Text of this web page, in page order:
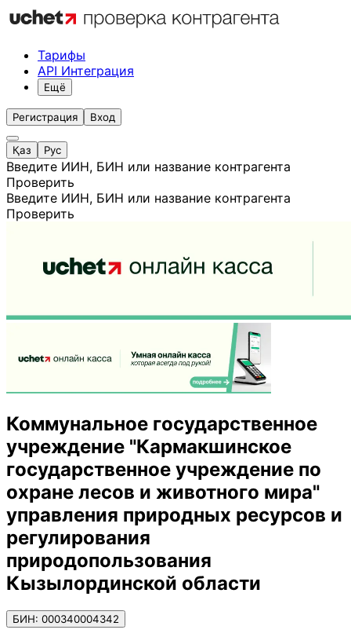
Тарифы
API Интеграция
Ещё
Регистрация Вход
Қаз Рус
Введите ИИН, БИН или название контрагента
Проверить
Введите ИИН, БИН или название контрагента
Проверить
Коммунальное государственное
учреждение "Кармакшинское
государственное учреждение по
охране лесов и животного мира"
управления природных ресурсов и
регулирования
природопользования
Кызылординской области
БИН: 000340004342